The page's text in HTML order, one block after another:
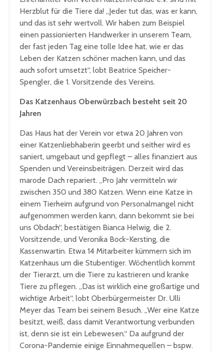
Herzblut für die Tiere da! „Jeder tut das, was er kann,
und das ist sehr wertvoll. Wir haben zum Beispiel
einen passionierten Handwerker in unserem Team,
der fast jeden Tag eine tolle Idee hat, wie er das
Leben der Katzen schöner machen kann, und das
auch sofort umsetzt“, lobt Beatrice Speicher-
Spengler, die 1. Vorsitzende des Vereins.
Das Katzenhaus Oberwürzbach besteht seit 20
Jahren
Das Haus hat der Verein vor etwa 20 Jahren von
einer Katzenliebhaberin geerbt und seither wird es
saniert, umgebaut und gepflegt – alles finanziert aus
Spenden und Vereinsbeiträgen. Derzeit wird das
marode Dach repariert. „Pro Jahr vermitteln wir
zwischen 350 und 380 Katzen. Wenn eine Katze in
einem Tierheim aufgrund von Personalmangel nicht
aufgenommen werden kann, dann bekommt sie bei
uns Obdach“, bestätigen Bianca Helwig, die 2.
Vorsitzende, und Veronika Bock-Kersting, die
Kassenwartin. Etwa 14 Mitarbeiter kümmern sich im
Katzenhaus um die Stubentiger. Wöchentlich kommt
der Tierarzt, um die Tiere zu kastrieren und kranke
Tiere zu pflegen. „Das ist wirklich eine großartige und
wichtige Arbeit“, lobt Oberbürgermeister Dr. Ulli
Meyer das Team bei seinem Besuch. „Wer eine Katze
besitzt, weiß, dass damit Verantwortung verbunden
ist, denn sie ist ein Lebewesen.“ Da aufgrund der
Corona-Pandemie einige Einnahmequellen – bspw.